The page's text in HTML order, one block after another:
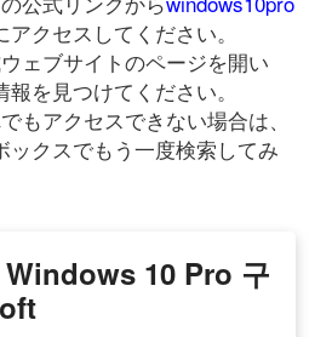
アクセスしてください。
ェブサイトのページを開い
を見つけてください。
もアクセスできない場合は、
ックスでもう一度検索してみ
Windows 10 Pro 구